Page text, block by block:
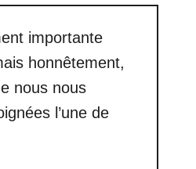
importante
honnêtement,
nous nous
l’une de